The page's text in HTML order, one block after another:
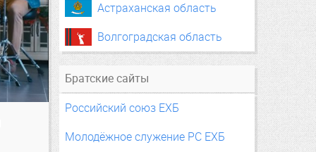
Астраханская область
Волгоградская область
Братские сайты
Российский союз ЕХБ
Молодёжное служение РС ЕХБ